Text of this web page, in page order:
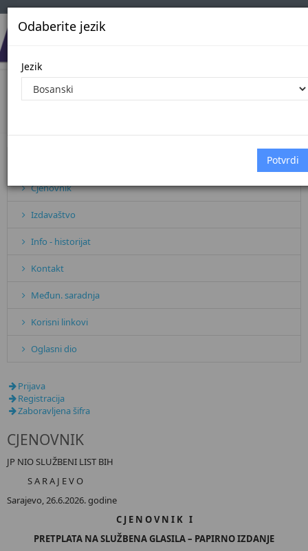
Odaberite jezik
Jezik
CJENOVNIK
Cjenovnik
Izdavaštvo
Info - historijat
Kontakt
Međun. saradnja
Korisni linkovi
Oglasni dio
Prijava
Registracija
Zaboravljena šifra
CJENOVNIK
JP NIO SLUŽBENI LIST BIH
S A R A J E V O
Sarajevo, 26.6.2026. godine
C J E N O V N I K I
PRETPLATA NA SLUŽBENA GLASILA – PAPIRNO IZDANJE